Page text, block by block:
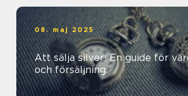
08. maj 2025
Att sälja silver: En guide för
och försäljning